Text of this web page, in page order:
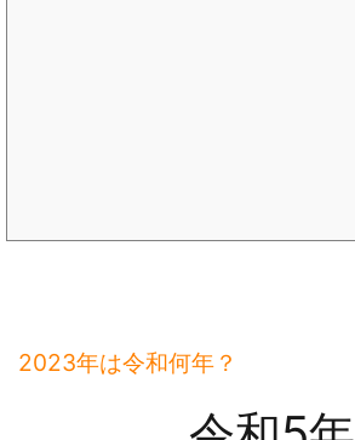
2023年は令和何年？